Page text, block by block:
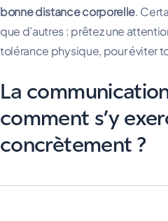
bonne distance corporelle.
que d’autres : prêtez une
tolérance physique, pour éviter
La
comment s’y
concrètement ?